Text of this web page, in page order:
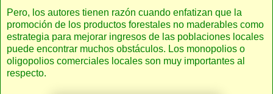
Pero, los autores tienen razón cuando enfatizan que la
promoción de los productos forestales no maderables como
estrategia para mejorar ingresos de las poblaciones locales
puede encontrar muchos obstáculos. Los monopolios o
oligopolios comerciales locales son muy importantes al
respecto.